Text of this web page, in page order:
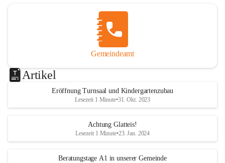
Gemeindeamt
Artikel
Eröffnung Turnsaal und Kindergartenzubau
Lesezeit 1 Minute•31. Okt. 2023
Achtung Glatteis!
Lesezeit 1 Minute•23. Jan. 2024
Beratungstage A1 in unserer Gemeinde